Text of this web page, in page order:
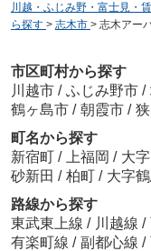
川越・ふじみ野・富士見・
ら探す > 志木市 > 志木アー
市区町村から探す
川越市 / ふじみ野市 /
鶴ヶ島市 / 朝霞市 /
町名から探す
新宿町 / 上福岡 / 大
砂新田 / 柏町 / 大字
路線から探す
東武東上線 / 川越線 /
有楽町線 / 副都心線 /